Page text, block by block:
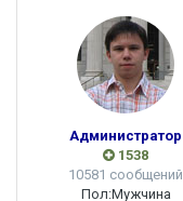
Администратор
1538
10581 сообщений
Пол:Мужчина